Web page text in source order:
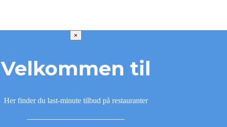
×
Velkommen til
Her finder du last-minute tilbud på restauranter